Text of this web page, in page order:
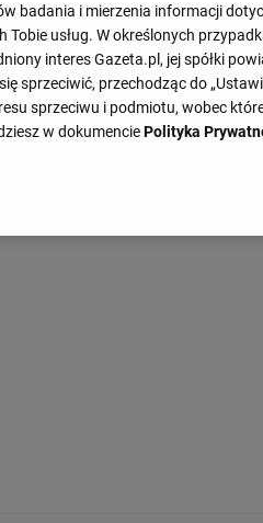
badania i mierzenia informacji
usług. W określonych
interes Gazeta.pl, jej spółki
sprzeciwić, przechodząc do
sprzeciwu i podmiotu, wobec
w dokumenciePolityka
przechowywanie plików cookie
charakterystyki urządzenia